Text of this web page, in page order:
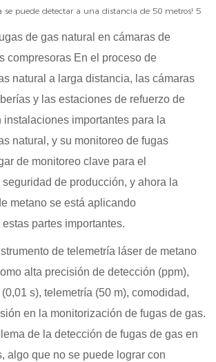
de gas natural en cámaras de
compresoras En el proceso de
natural a larga distancia, las cámaras
y las estaciones de refuerzo de
instalaciones importantes para la
natural, y su monitoreo de fugas
de monitoreo clave para el
de producción, y ahora la
metano se está aplicando
partes importantes.
de telemetría láser de metano
alta precisión de detección (ppm),
s), telemetría (50 m), comodidad,
en la monitorización de fugas de gas.
de la detección de fugas de gas en
algo que no se puede lograr con